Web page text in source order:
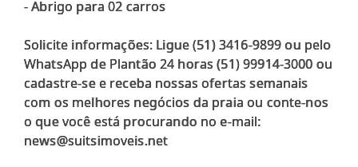
- Abrigo para 02 carros
Solicite informações: Ligue (51) 3416-9899 ou pelo
WhatsApp de Plantão 24 horas (51) 99914-3000 ou
cadastre-se e receba nossas ofertas semanais
com os melhores negócios da praia ou conte-nos
o que você está procurando no e-mail: